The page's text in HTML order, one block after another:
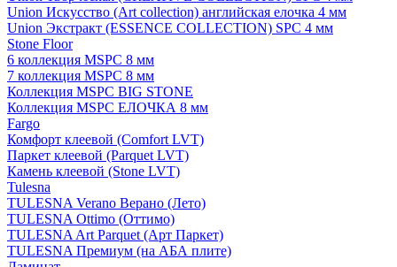
Union Искусство (Art collection) английская елочка 4 мм
Union Экстракт (ESSENCE COLLECTION) SPC 4 мм
Stone Floor
6 коллекция MSPC 8 мм
7 коллекция MSPC 8 мм
Коллекция MSPC BIG STONE
Коллекция MSPC ЕЛОЧКА 8 мм
Fargo
Комфорт клеевой (Comfort LVT)
Паркет клеевой (Parquet LVT)
Камень клеевой (Stone LVT)
Tulesna
TULESNA Verano Верано (Лето)
TULESNA Ottimo (Оттимо)
TULESNA Art Parquet (Арт Паркет)
TULESNA Премиум (на АБА плите)